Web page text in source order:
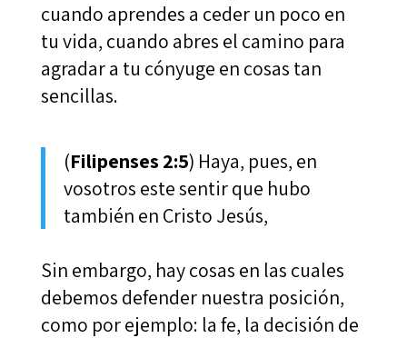
cuando aprendes a ceder un poco en
tu vida, cuando abres el camino para
agradar a tu cónyuge en cosas tan
sencillas.
(Filipenses 2:5) Haya, pues, en
vosotros este sentir que hubo
también en Cristo Jesús,
Sin embargo, hay cosas en las cuales
debemos defender nuestra posición,
como por ejemplo: la fe, la decisión de